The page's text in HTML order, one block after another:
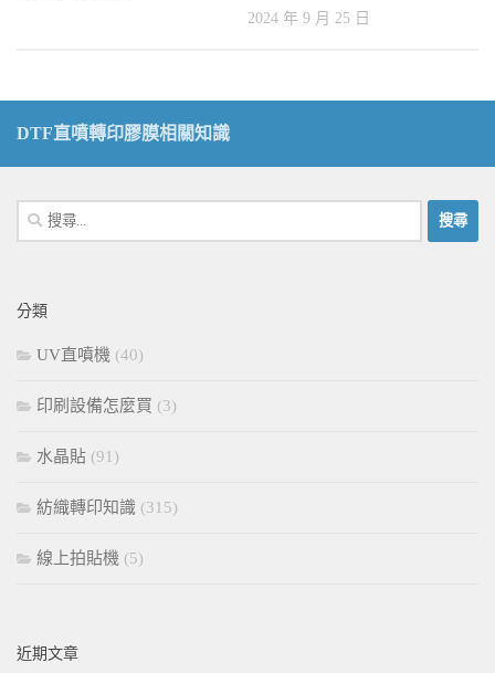
2024 年 9 月 25 日
DTF直噴轉印膠膜相關知識
搜
尋
字:
分類
UV直噴機 (40)
印刷設備怎麼買 (3)
水晶貼 (91)
紡織轉印知識 (315)
線上拍貼機 (5)
近期文章